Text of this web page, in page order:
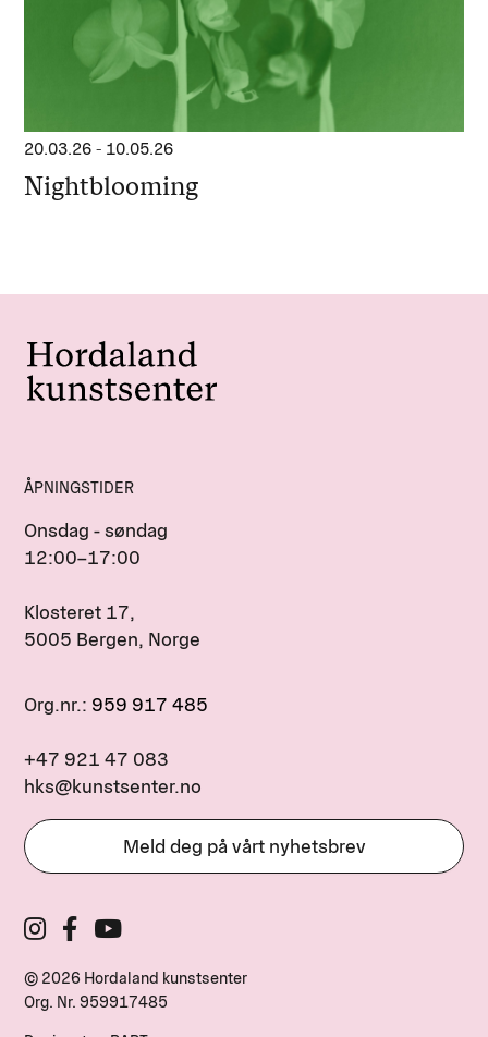
20.03.26 - 10.05.26
Nightblooming
ÅPNINGSTIDER
Onsdag - søndag
12:00–17:00
Klosteret 17,
5005 Bergen, Norge
Org.nr.: 959 917 485
+47 921 47 083
hks@kunstsenter.no
Meld deg på vårt nyhetsbrev
© 2026 Hordaland kunstsenter
Org. Nr. 959917485